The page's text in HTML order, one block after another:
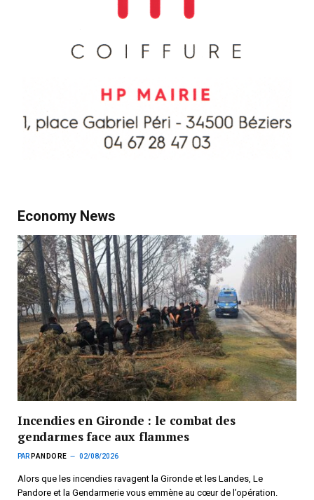
Economy News
Incendies en Gironde : le combat des
gendarmes face aux flammes
PAR PANDORE 02/08/2026
Alors que les incendies ravagent la Gironde et les Landes, Le
Pandore et la Gendarmerie vous emmène au cœur de l’opération.